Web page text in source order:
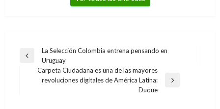
Navegación
entradas
Entrada
anterior
La Selección Colombia entrena pensando en
Uruguay
Entrada
Carpeta Ciudadana es una de las mayores
revoluciones digitales de América Latina:
Duque